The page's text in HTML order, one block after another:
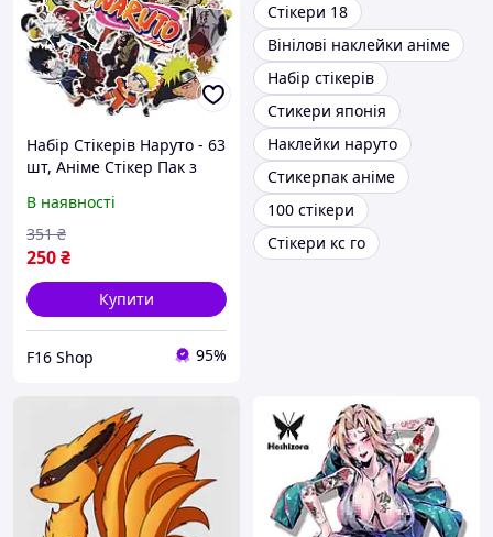
Набір Стікерів Наруто - 63
шт, Аніме Стікер Пак з
скейт, телефон, ноут |
Naruto Stickers
В наявності
250₴
351 ₴
Купити
F16 Shop 95%
Стікери 18
Вінілові наклейки аніме
Набір стікерів
Стикери японія
Наклейки наруто
Стикерпак аніме
100 стікери
Стікери кс го